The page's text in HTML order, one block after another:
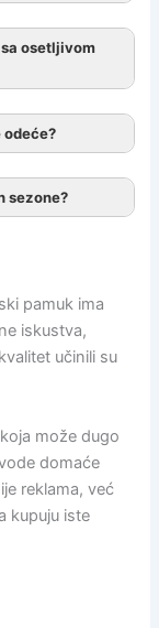
osetljivom
sezone?
pamuk ima
iskustva,
učinili su
može dugo
domaće
reklama, već
kupuju iste